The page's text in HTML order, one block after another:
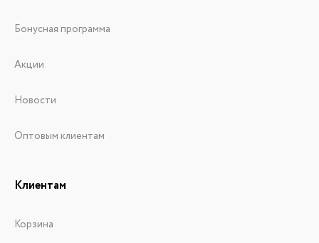
Бонусная программа
Акции
Новости
Оптовым клиентам
Клиентам
Корзина